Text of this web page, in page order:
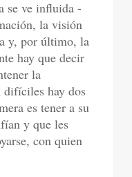
se ve influida -
la visión
y, por último, la
hay que decir
la
difíciles hay dos
es tener a su
y que les
con quien